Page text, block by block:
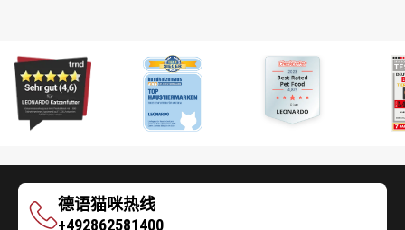
德语猫咪热线
德
+492862581400